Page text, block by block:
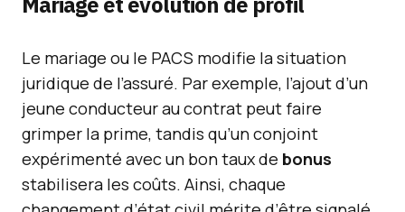
Le mariage ou le PACS modifie la situation
juridique de l’assuré. Par exemple, l’ajout d’un
jeune conducteur au contrat peut faire
grimper la prime, tandis qu’un conjoint
expérimenté avec un bon taux de bonus
stabilisera les coûts. Ainsi, chaque